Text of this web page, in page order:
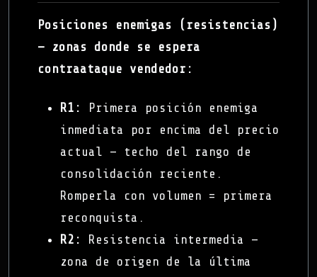
Posiciones enemigas (resistencias)
— zonas donde se espera
contraataque vendedor:
R1:
Primera posición enemiga
inmediata por encima del precio
actual — techo del rango de
consolidación reciente.
Romperla con volumen = primera
reconquista.
R2:
Resistencia intermedia —
zona de origen de la última